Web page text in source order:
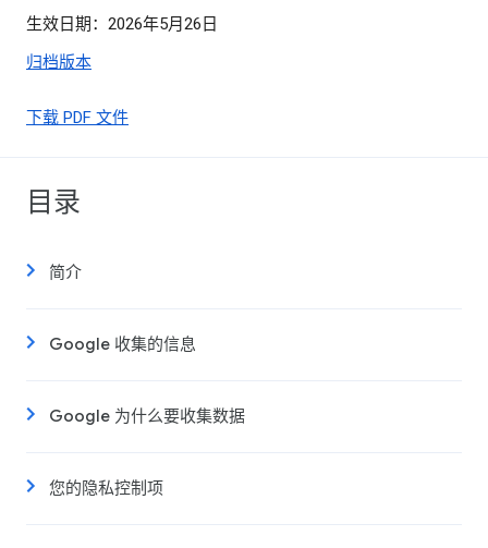
生效日期：2026年5月26日
归档版本
下载 PDF 文件
目录
简介
Google 收集的信息
Google 为什么要收集数据
您的隐私控制项